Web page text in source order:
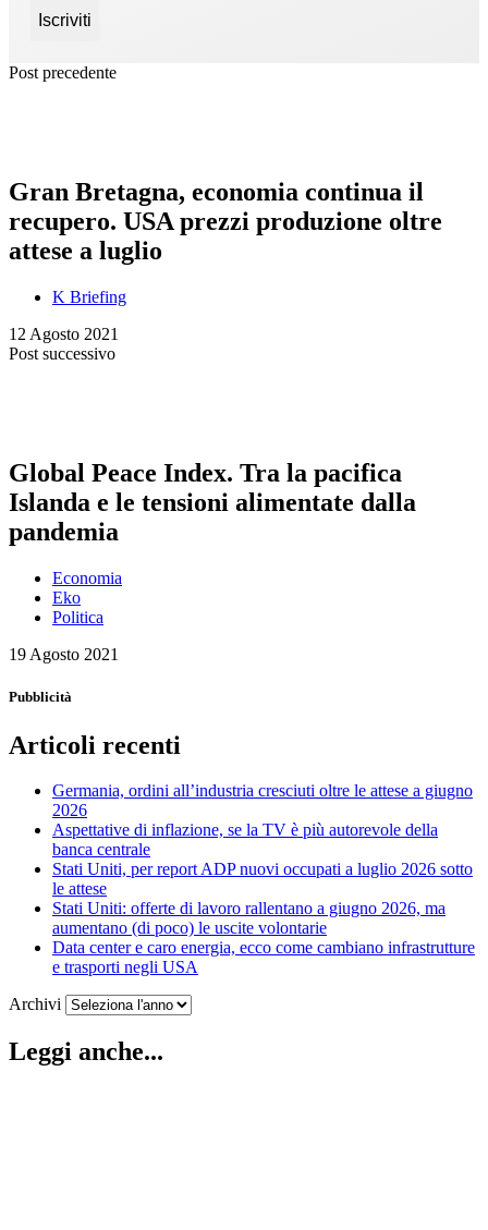
Post precedente
Gran Bretagna, economia continua il
recupero. USA prezzi produzione oltre
attese a luglio
K Briefing
12 Agosto 2021
Post successivo
Global Peace Index. Tra la pacifica
Islanda e le tensioni alimentate dalla
pandemia
Economia
Eko
Politica
19 Agosto 2021
Pubblicità
Articoli recenti
Germania, ordini all’industria cresciuti oltre le attese a giugno
2026
Aspettative di inflazione, se la TV è più autorevole della
banca centrale
Stati Uniti, per report ADP nuovi occupati a luglio 2026 sotto
le attese
Stati Uniti: offerte di lavoro rallentano a giugno 2026, ma
aumentano (di poco) le uscite volontarie
Data center e caro energia, ecco come cambiano infrastrutture
e trasporti negli USA
Archivi
Leggi anche...